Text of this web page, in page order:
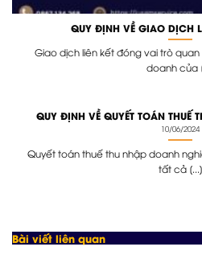
QUY ĐỊNH VỀ GIAO DỊCH
Giao dịch liên kết đóng vai trò
doanh của
QUY ĐỊNH VỀ QUYẾT TOÁN THUẾ
10/06/2024
Quyết toán thuế thu nhập doanh
tất cả [...]
Bài viết liên quan